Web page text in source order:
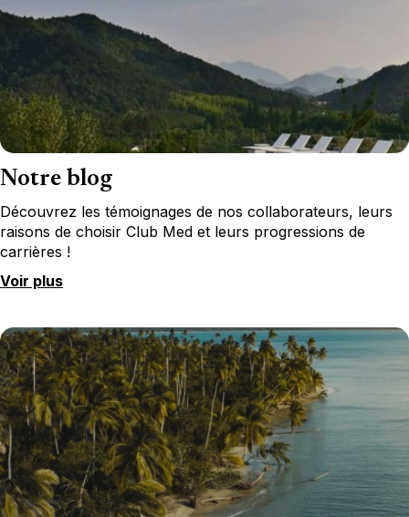
Notre blog
Découvrez les témoignages de nos collaborateurs, leurs
raisons de choisir Club Med et leurs progressions de
carrières !
Voir plus